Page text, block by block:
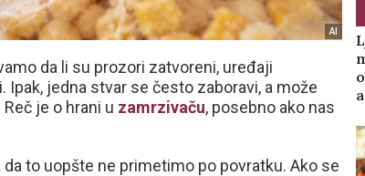
AI
da li su prozori zatvoreni, uređaji
jedna stvar se često zaboravi, a može
je o hrani u zamrzivaču, posebno ako nas
to uopšte ne primetimo po povratku. Ako se